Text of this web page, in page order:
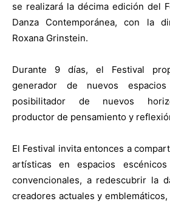
se realizará la décima edición del
Danza Contemporánea, con la
Roxana Grinstein.
Durante 9 días, el Festival
generador de nuevos
posibilitador de nuevos
productor de pensamiento y
El Festival invita entonces a
artísticas en espacios
convencionales, a redescubrir la
creadores actuales y